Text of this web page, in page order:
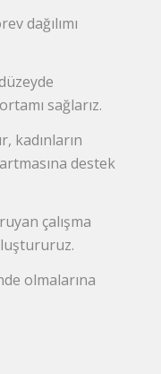
dağılımı
sağlarız.
kadınların
artmasına destek
çalışma
olmalarına